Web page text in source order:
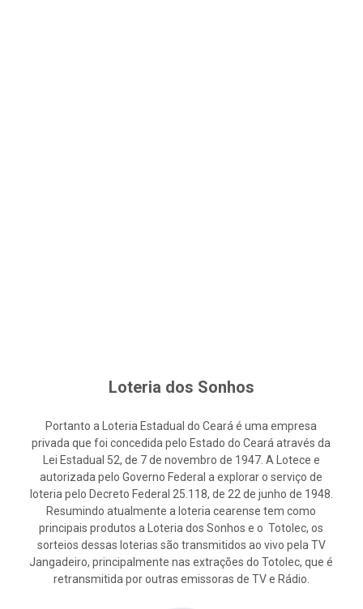
Loteria dos Sonhos
Portanto a Loteria Estadual do Ceará é uma empresa
privada que foi concedida pelo Estado do Ceará através da
Lei Estadual 52, de 7 de novembro de 1947. A Lotece e
autorizada pelo Governo Federal a explorar o serviço de
loteria pelo Decreto Federal 25.118, de 22 de junho de 1948.
Resumindo atualmente a loteria cearense tem como
principais produtos a Loteria dos Sonhos e o Totolec, os
sorteios dessas loterias são transmitidos ao vivo pela TV
Jangadeiro, principalmente nas extrações do Totolec, que é
retransmitida por outras emissoras de TV e Rádio.